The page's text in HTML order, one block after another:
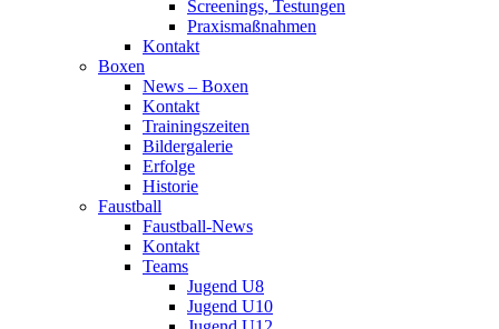
Screenings, Testungen
Praxismaßnahmen
Kontakt
Boxen
News – Boxen
Kontakt
Trainingszeiten
Bildergalerie
Erfolge
Historie
Faustball
Faustball-News
Kontakt
Teams
Jugend U8
Jugend U10